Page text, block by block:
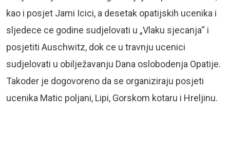
kao i posjet Jami Icici, a desetak opatijskih ucenika i
sljedece ce godine sudjelovati u „Vlaku sjecanja“ i
posjetiti Auschwitz, dok ce u travnju ucenici
sudjelovati u obilježavanju Dana oslobodenja Opatije.
Takoder je dogovoreno da se organiziraju posjeti
ucenika Matic poljani, Lipi, Gorskom kotaru i Hreljinu.